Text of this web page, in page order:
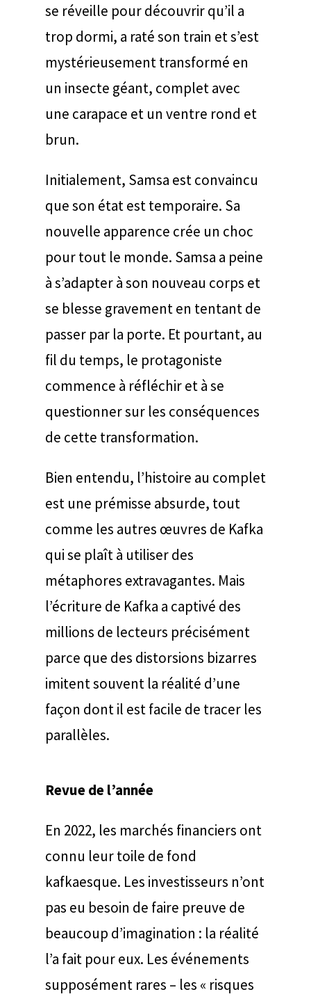
se réveille pour découvrir qu’il a
trop dormi, a raté son train et s’est
mystérieusement transformé en
un insecte géant, complet avec
une carapace et un ventre rond et
brun.
Initialement, Samsa est convaincu
que son état est temporaire. Sa
nouvelle apparence crée un choc
pour tout le monde. Samsa a peine
à s’adapter à son nouveau corps et
se blesse gravement en tentant de
passer par la porte. Et pourtant, au
fil du temps, le protagoniste
commence à réfléchir et à se
questionner sur les conséquences
de cette transformation.
Bien entendu, l’histoire au complet
est une prémisse absurde, tout
comme les autres œuvres de Kafka
qui se plaît à utiliser des
métaphores extravagantes. Mais
l’écriture de Kafka a captivé des
millions de lecteurs précisément
parce que des distorsions bizarres
imitent souvent la réalité d’une
façon dont il est facile de tracer les
parallèles.
Revue de l’année
En 2022, les marchés financiers ont
connu leur toile de fond
kafkaesque. Les investisseurs n’ont
pas eu besoin de faire preuve de
beaucoup d’imagination : la réalité
l’a fait pour eux. Les événements
supposément rares – les « risques